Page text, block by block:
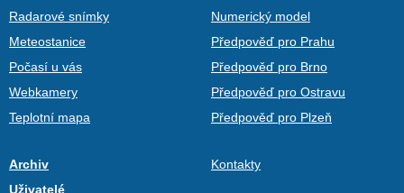
Radarové snímky
Meteostanice
Počasí u vás
Webkamery
Teplotní mapa
Numerický model
Předpověď pro Prahu
Předpověď pro Brno
Předpověď pro Ostravu
Předpověď pro Plzeň
Archiv
Uživatelé
Kontakty